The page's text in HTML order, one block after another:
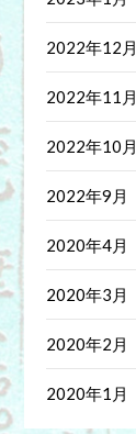
2022年12月
2022年11月
2022年10月
2022年9月
2020年4月
2020年3月
2020年2月
2020年1月